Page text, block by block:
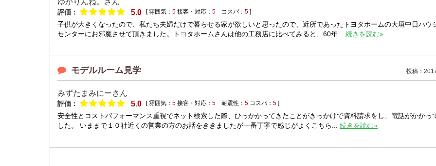
ゆかりんね。さん
評価： 5.0 [ 雰囲気： 5 接客・対応： 5 コスパ： 5 ]
子供が大きくなったので、私たち夫婦だけで暮らせる家が欲しいと思ったので、近所であったトヨタホームの大垣中日ハウ
センターにお邪魔させて頂きました。トヨタホームさんは他の工務店に比べてみると、60年... 続きを読む»
モデルルーム見学 投稿：
みずたまみにーさん
評価： 5.0 [ 雰囲気： 5 接客・対応： 5 耐震性： 5 コスパ： 5 ]
安全性とコストパフォーマンス重視でネット検索した際、ひっかかってきたことがきっかけで資料請求をし、電話がかかっ
した。 いままで１０社近くの営業の方のお話をききましたが一番丁寧で感じがよくこちら... 続きを読む»